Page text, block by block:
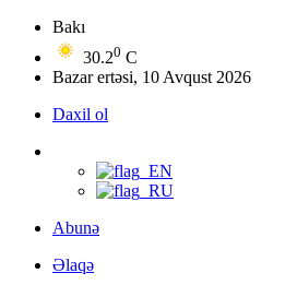
Bakı
30.20 C
Bazar ertəsi, 10 Avqust 2026
Daxil ol
Abunə
Əlaqə